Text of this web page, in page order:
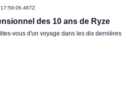
des 10 ans de Ryze
vous d'un voyage dans les dix dernières